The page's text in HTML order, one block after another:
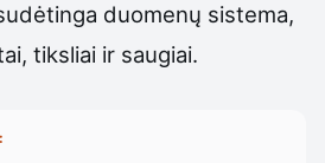
duomenų sistema,
tiksliai ir saugiai.